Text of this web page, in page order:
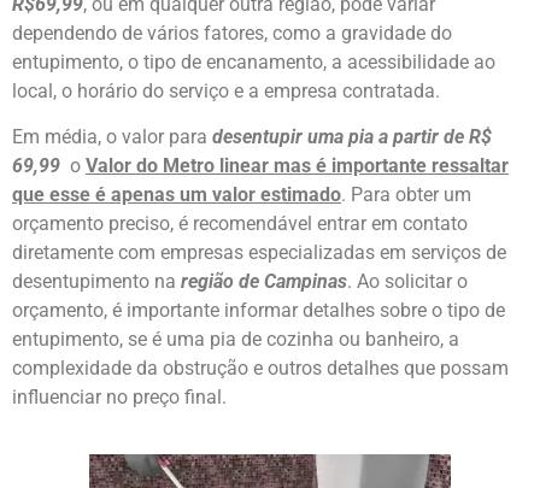
dependendo de vários fatores, como a gravidade do
entupimento, o tipo de encanamento, a acessibilidade ao
local, o horário do serviço e a empresa contratada.
Em média, o valor para desentupir uma pia a partir de R$
69,99 o Valor do Metro linear mas é importante ressaltar
que esse é apenas um valor estimado. Para obter um
orçamento preciso, é recomendável entrar em contato
diretamente com empresas especializadas em serviços de
desentupimento na região de Campinas. Ao solicitar o
orçamento, é importante informar detalhes sobre o tipo de
entupimento, se é uma pia de cozinha ou banheiro, a
complexidade da obstrução e outros detalhes que possam
influenciar no preço final.